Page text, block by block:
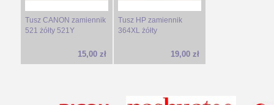
Tusz CANON zamiennik
521 żółty 521Y
15,00 zł
Tusz HP zamiennik
364XL żółty
19,00 zł